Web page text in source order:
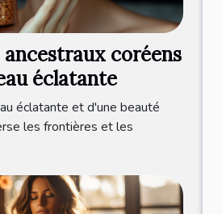
ancestraux coréens
éclatante
éclatante et d'une beauté
les frontières et les